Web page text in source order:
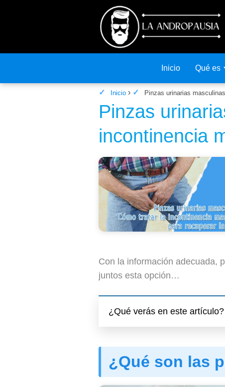
Inicio Qué es
Inicio Pinzas urinarias masculinas
Pinzas
incontinencia
Con la información adecuada,
juntos esta opción…
¿Qué verás en este artículo?
¿Qué son las